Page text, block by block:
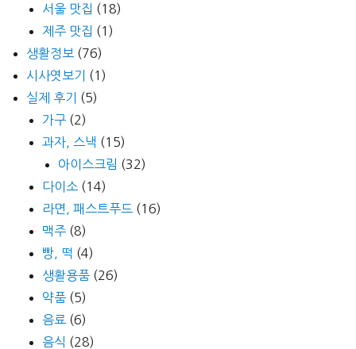
서울 맛집 (18)
제주 맛집 (1)
생활정보 (76)
시사엿보기
(1)
실제 후기
(5)
가구 (2)
과자, 스낵 (15)
아이스크림 (32)
다이소 (14)
라면, 패스트푸드 (16)
맥주 (8)
빵, 떡 (4)
생활용품 (26)
약품 (5)
음료 (6)
음식 (28)